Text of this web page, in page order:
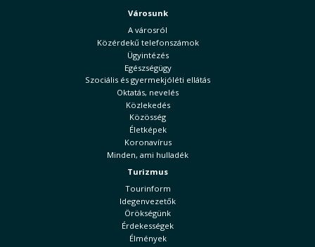
Városunk
A városról
Közérdekű telefonszámok
Ügyintézés
Egészségügy
Szociális és gyermekjóléti ellátás
Oktatás, nevelés
Közlekedés
Közösség
Életképek
Koronavírus
Minden, ami hulladék
Turizmus
Tourinform
Idegenvezetők
Örökségünk
Érdekességek
Élmények